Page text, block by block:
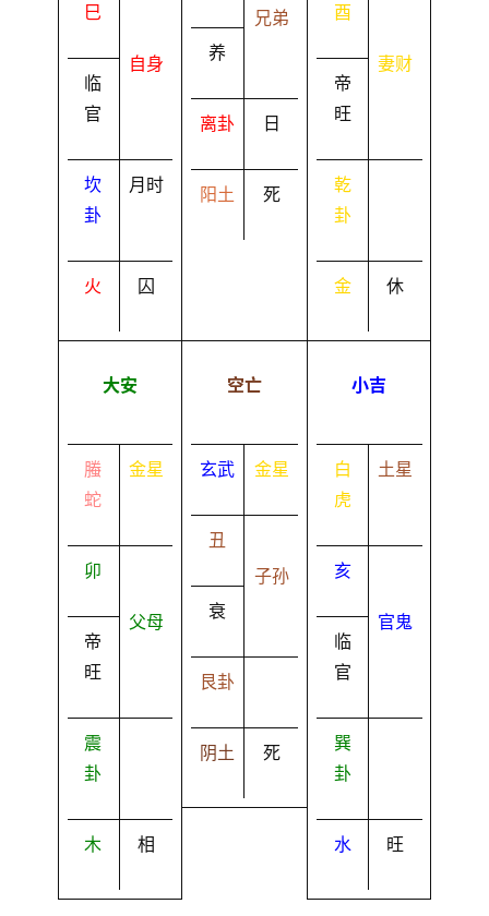
巳
临
官
自身
坎
卦
月时
火 囚
养
兄弟
离卦 日
阳土 死
酉
帝
旺
妻财
乾
卦
金 休
大安
螣
蛇
金星
卯
帝
旺
父母
震
卦
木 相
空亡
玄武 金星
丑
衰
子孙
艮卦
阴土 死
小吉
白
虎
土星
亥
临
官
官鬼
巽
卦
水 旺